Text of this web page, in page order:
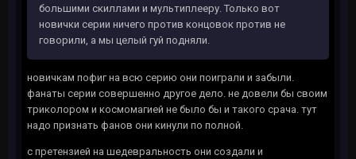
большими скиллами и мультиплееру. Только вот
новички серии ничего против концовок против не
говорили, а мы целый гуй подняли.
новичкам пофиг на всю серию они поиграли и забыли.
фанаты серии совершенно другое дело. не довели бы своим
триколором и космомагией не было бы и такого срача. тут
надо признать фанов они кинули по полной.
с претензией на шедевральность они создали и